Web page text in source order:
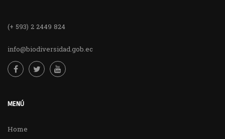
(+ 593) 2 2449 824
info@biodiversidad.gob.ec
MENÚ
Home